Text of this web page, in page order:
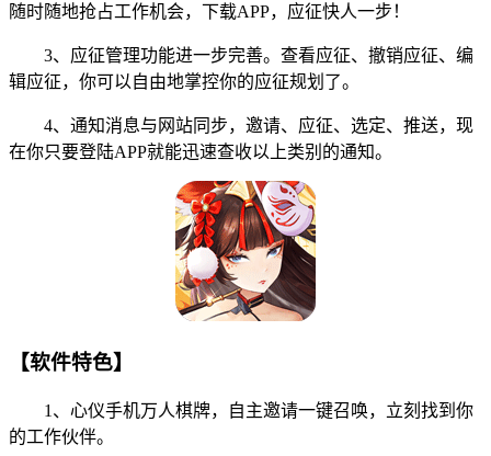
随时随地抢占工作机会，下载APP，应征快人一步！
3、应征管理功能进一步完善。查看应征、撤销应征、编
辑应征，你可以自由地掌控你的应征规划了。
4、通知消息与网站同步，邀请、应征、选定、推送，现
在你只要登陆APP就能迅速查收以上类别的通知。
【软件特色】
1、心仪手机万人棋牌，自主邀请一键召唤，立刻找到你
的工作伙伴。